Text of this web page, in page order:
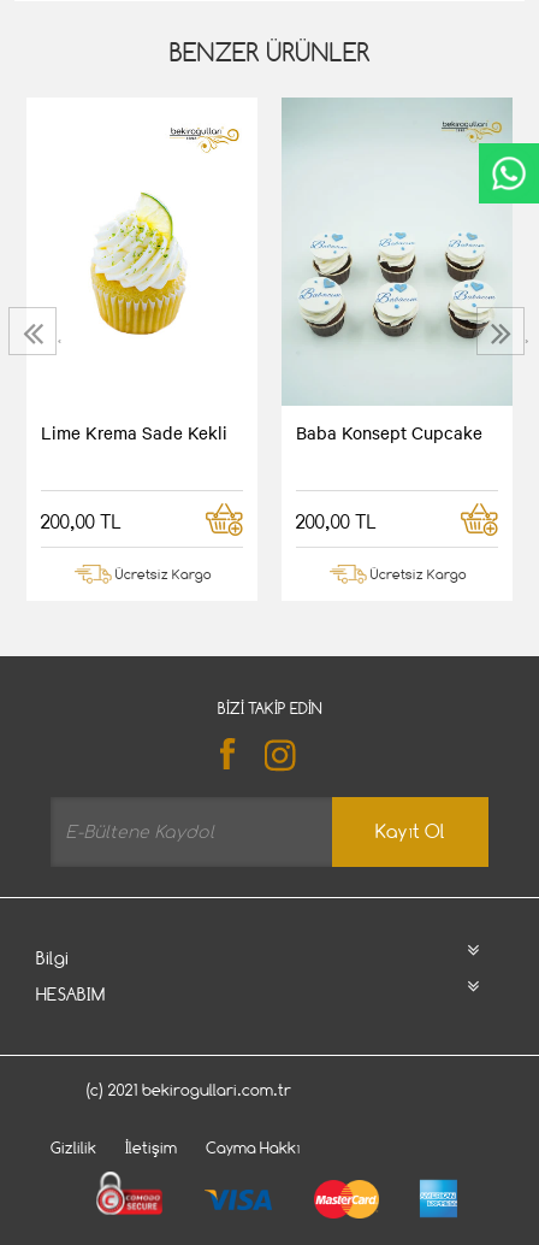
BENZER ÜRÜNLER
Lime Krema Sade Kekli
200,00 TL
Ücretsiz Kargo
Baba Konsept Cupcake
200,00 TL
Ücretsiz Kargo
‹ ›
BIZI TAKIP EDIN
Kayıt Ol
Bilgi
HESABIM
(c) 2021 bekirogullari.com.tr
Gizlilik İletişim Cayma Hakkı